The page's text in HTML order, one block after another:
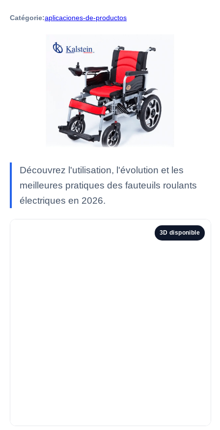
Catégorie:aplicaciones-de-productos
Découvrez l'utilisation, l'évolution et les
meilleures pratiques des fauteuils roulants
électriques en 2026.
3D disponible